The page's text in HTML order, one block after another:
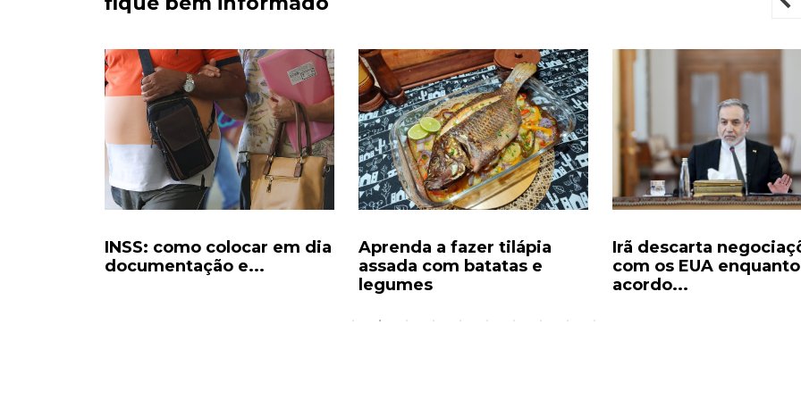
INSS: como colocar em dia
documentação e...
Aprenda a fazer tilápia
assada com batatas e
legumes
Irã descarta
com os EUA enquanto
acordo...